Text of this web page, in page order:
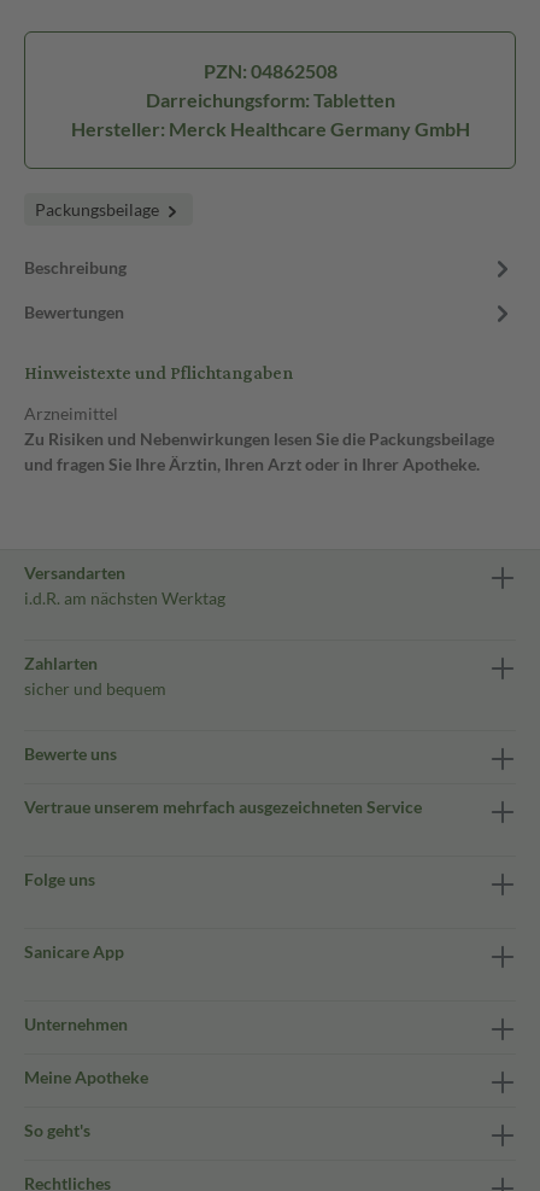
PZN: 04862508
Darreichungsform: Tabletten
Hersteller: Merck Healthcare Germany GmbH
Packungsbeilage
Beschreibung
Bewertungen
Hinweistexte und Pflichtangaben
Arzneimittel
Zu Risiken und Nebenwirkungen lesen Sie die Packungsbeilage
und fragen Sie Ihre Ärztin, Ihren Arzt oder in Ihrer Apotheke.
Versandarten
i.d.R. am nächsten Werktag
Zahlarten
sicher und bequem
Bewerte uns
Vertraue unserem mehrfach ausgezeichneten Service
Folge uns
Sanicare App
Unternehmen
Meine Apotheke
So geht's
Rechtliches